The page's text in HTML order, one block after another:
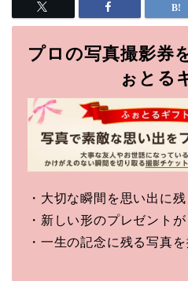
プロの写真撮影券
ぉとる
・大切な瞬間を思い出に
・新しい形のプレゼント
・一生の記念に残る写真